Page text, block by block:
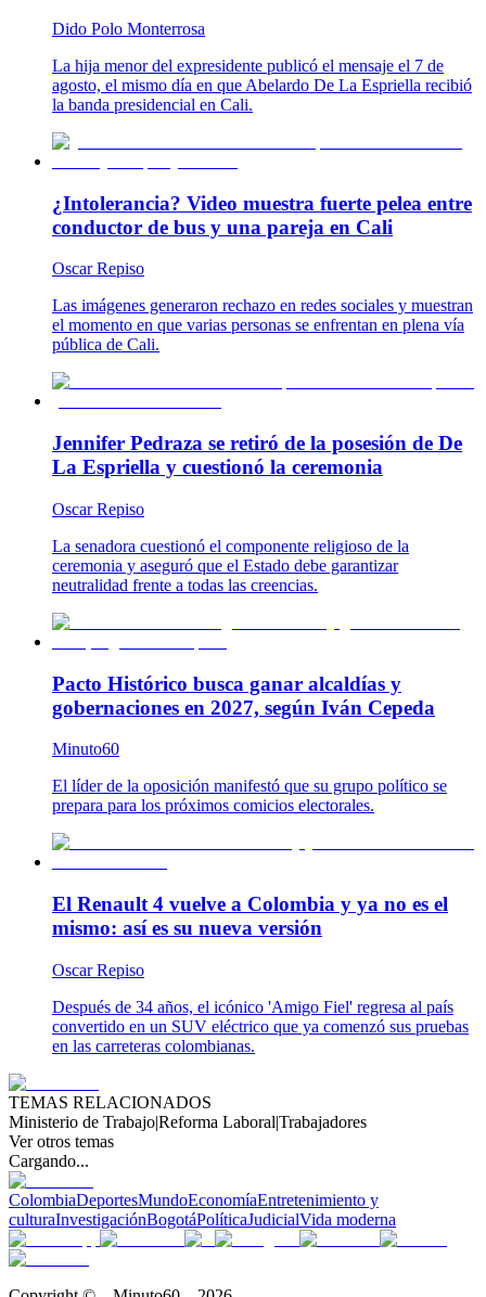
Dido Polo Monterrosa
La hija menor del expresidente publicó el mensaje el 7 de
agosto, el mismo día en que Abelardo De La Espriella recibió
la banda presidencial en Cali.
¿Intolerancia? Video muestra fuerte pelea entre
conductor de bus y una pareja en Cali
Oscar Repiso
Las imágenes generaron rechazo en redes sociales y muestran
el momento en que varias personas se enfrentan en plena vía
pública de Cali.
Jennifer Pedraza se retiró de la posesión de De
La Espriella y cuestionó la ceremonia
Oscar Repiso
La senadora cuestionó el componente religioso de la
ceremonia y aseguró que el Estado debe garantizar
neutralidad frente a todas las creencias.
Pacto Histórico busca ganar alcaldías y
gobernaciones en 2027, según Iván Cepeda
Minuto60
El líder de la oposición manifestó que su grupo político se
prepara para los próximos comicios electorales.
El Renault 4 vuelve a Colombia y ya no es el
mismo: así es su nueva versión
Oscar Repiso
Después de 34 años, el icónico 'Amigo Fiel' regresa al país
convertido en un SUV eléctrico que ya comenzó sus pruebas
en las carreteras colombianas.
TEMAS RELACIONADOS
Ministerio de Trabajo|Reforma Laboral|Trabajadores
Ver otros temas
Cargando...
ColombiaDeportesMundoEconomíaEntretenimiento y
culturaInvestigaciónBogotáPolíticaJudicialVida moderna